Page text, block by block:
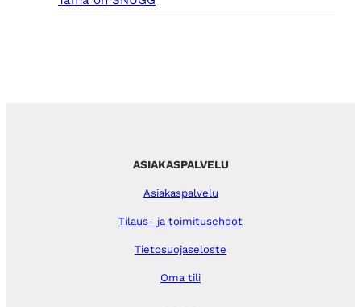
ASIAKASPALVELU
Asiakaspalvelu
Tilaus- ja toimitusehdot
Tietosuojaseloste
Oma tili